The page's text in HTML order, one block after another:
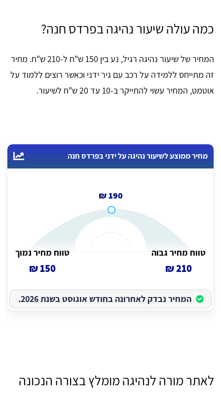
כמה עולה שיעור נהיגה בפרדס חנה?
המחיר של שיעור נהיגה רגיל, נע בין 150 ש"ח ל-210 ש"ח. מחיר
זה מתייחס ללמידה על רכב עם גיר ידני וכאשר רוצים ללמוד על
אוטמט, המחיר עשוי להתייקר ב-10 עד 20 ש"ח לשיעור.
מחיר ממוצע לשיעור נהיגה על ידני בפרדס חנה
190 ₪
טווח מחיר גבוה
210 ₪
טווח מחיר נמוך
150 ₪
המחיר נבדק לאחרונה בחודש אוגוסט בשנת 2026.
לאתר מורה לנהיגה מומלץ בצורה הנכונה